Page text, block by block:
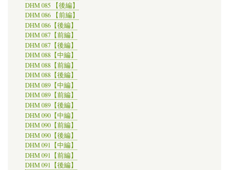
DHM 085 【後編】
DHM 086 【前編】
DHM 086【後編】
DHM 087【前編】
DHM 087【後編】
DHM 088【中編】
DHM 088【前編】
DHM 088【後編】
DHM 089【中編】
DHM 089【前編】
DHM 089【後編】
DHM 090【中編】
DHM 090【前編】
DHM 090【後編】
DHM 091【中編】
DHM 091【前編】
DHM 091【後編】